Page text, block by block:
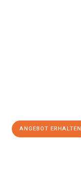
ANGEBOT ERHALTEN